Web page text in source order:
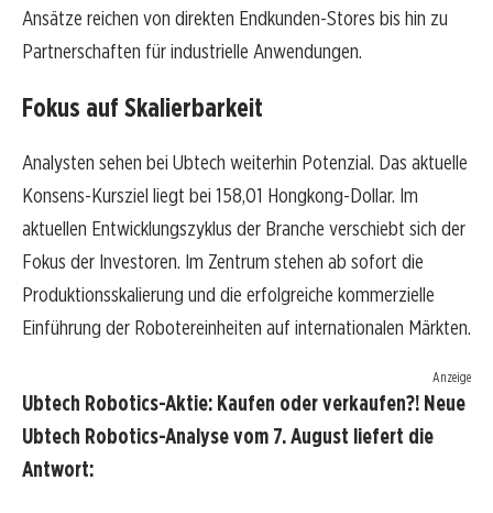
Ansätze reichen von direkten Endkunden-Stores bis hin zu
Partnerschaften für industrielle Anwendungen.
Fokus auf Skalierbarkeit
Analysten sehen bei Ubtech weiterhin Potenzial. Das aktuelle
Konsens-Kursziel liegt bei 158,01 Hongkong-Dollar. Im
aktuellen Entwicklungszyklus der Branche verschiebt sich der
Fokus der Investoren. Im Zentrum stehen ab sofort die
Produktionsskalierung und die erfolgreiche kommerzielle
Einführung der Robotereinheiten auf internationalen Märkten.
Anzeige
Ubtech Robotics-Aktie: Kaufen oder verkaufen?! Neue
Ubtech Robotics-Analyse vom 7. August liefert die
Antwort: